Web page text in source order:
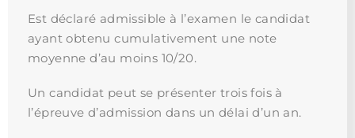
Est déclaré admissible à l’examen le candidat
ayant obtenu cumulativement une note
moyenne d’au moins 10/20.
Un candidat peut se présenter trois fois à
l’épreuve d’admission dans un délai d’un an.